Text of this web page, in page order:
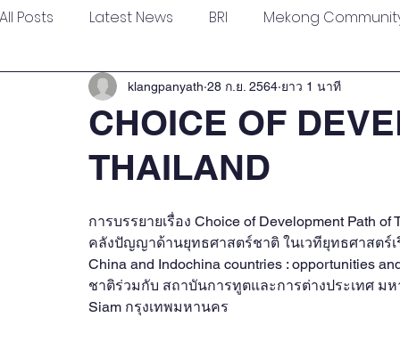
All Posts Latest News BRI Mekong
Strategic Forum Think Tank Forum
Research Articles
OBOR Monitor East & Southeast Asia Monitor
Activities video2022
CHOICE OF
THAILAND
klangpanyath 28 ก.ย. 2564 ยาว 1 นาที
การบรรยายเรื่อง Choice of Development Path
คลังปัญญาด้านยุทธศาสตร์ชาติ ในเวทียุทธศาสตร์เ
China and Indochina countries : opportunities
ชาติร่วมกับ สถาบันการทูตและการต่างประเทศ ม
Siam กรุงเทพมหานคร